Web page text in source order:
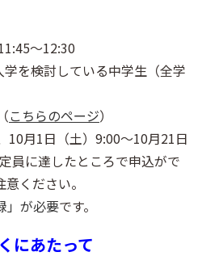
～12:30
を検討している中学生（全学
こちらのページ）
10月1日（土）9:00～10月21日
員に達したところで申込がで
ください。
」が必要です。
にあたって